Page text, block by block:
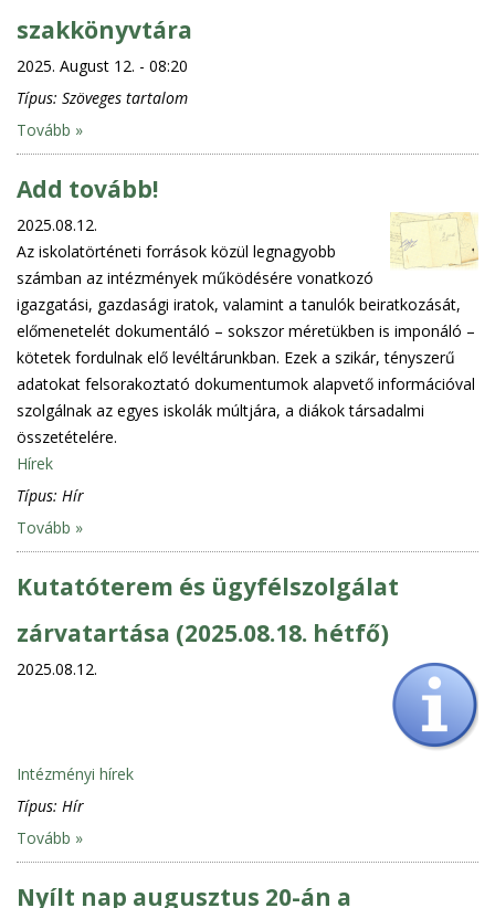
szakkönyvtára
2025. August 12. - 08:20
Típus: Szöveges tartalom
Tovább »
Add tovább!
2025.08.12.
Az iskolatörténeti források közül legnagyobb
számban az intézmények működésére vonatkozó
igazgatási, gazdasági iratok, valamint a tanulók beiratkozását,
előmenetelét dokumentáló – sokszor méretükben is imponáló –
kötetek fordulnak elő levéltárunkban. Ezek a szikár, tényszerű
adatokat felsorakoztató dokumentumok alapvető információval
szolgálnak az egyes iskolák múltjára, a diákok társadalmi
összetételére.
Hírek
Típus: Hír
Tovább »
Kutatóterem és ügyfélszolgálat
zárvatartása (2025.08.18. hétfő)
2025.08.12.
Intézményi hírek
Típus: Hír
Tovább »
Nyílt nap augusztus 20-án a